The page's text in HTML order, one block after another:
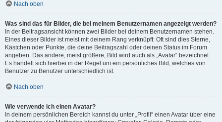
Nach oben
Was sind das für Bilder, die bei meinem Benutzernamen angezeigt werden?
In der Beitragsansicht können zwei Bilder bei deinem Benutzernamen stehen.
Eines dieser Bilder ist meist mit deinem Rang verknüpft: Oft sind dies Sterne,
Kästchen oder Punkte, die deine Beitragszahl oder deinen Status im Forum
angeben. Das andere, meist größere, Bild wird auch als „Avatar“ bezeichnet.
Es handelt sich hierbei in der Regel um ein persönliches Bild, welches von
Benutzer zu Benutzer unterschiedlich ist.
Nach oben
Wie verwende ich einen Avatar?
In deinem persönlichen Bereich kannst du unter „Profil“ einen Avatar über eine